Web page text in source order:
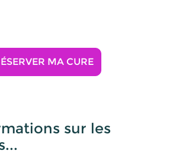
MA CURE
sur les